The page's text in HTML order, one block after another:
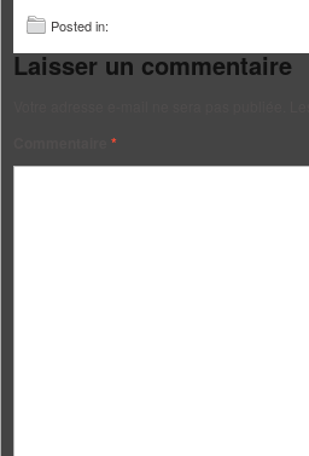
Posted in:
Laisser un commentaire
*